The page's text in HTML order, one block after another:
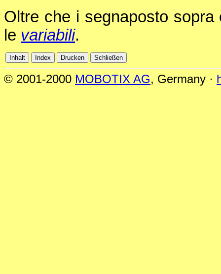
Oltre che i segnaposto
le variabili.
© 2001-2000 MOBOTIX AG, Germany ·